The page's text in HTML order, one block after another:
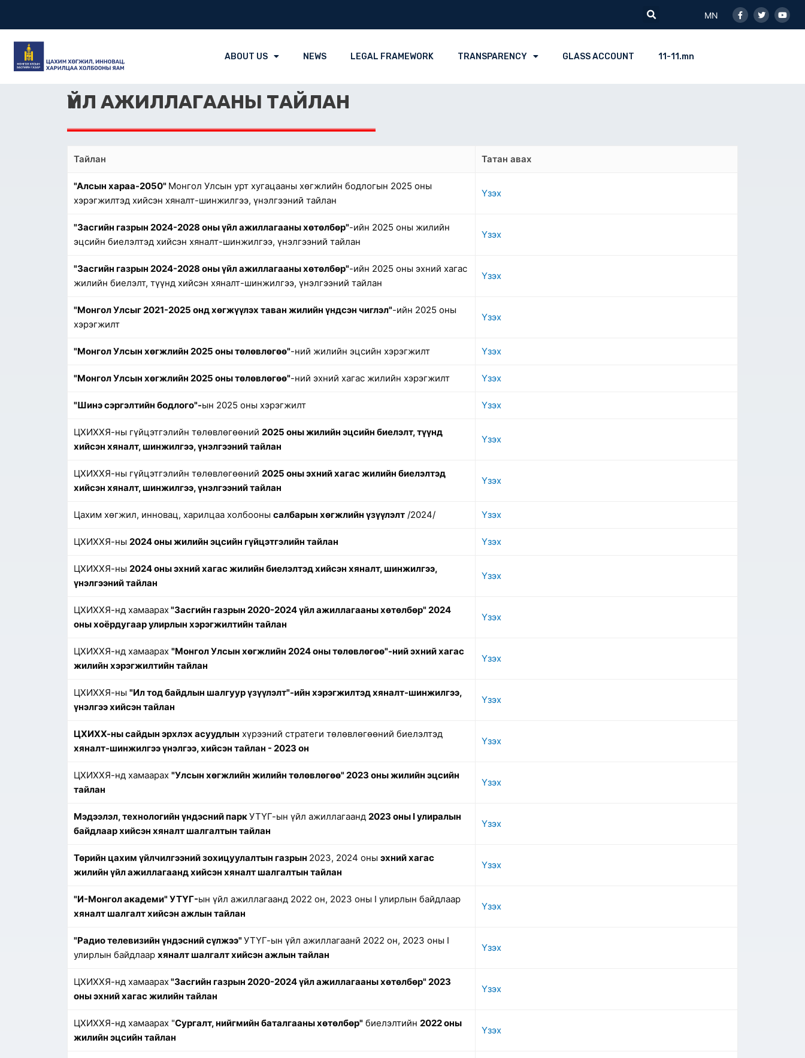
Search
MN
f
ABOUT US NEWS LEGAL FRAMEWORK TRANSPARENCY GLASS ACCOUNT 11-11.mn
ҮЙЛ АЖИЛЛАГААНЫ ТАЙЛАН
Тайлан Татан авах
"Алсын хараа-2050" Монгол Улсын урт хугацааны хөгжлийн бодлогын 2025 оны
хэрэгжилтэд хийсэн хяналт-шинжилгээ, үнэлгээний тайлан
Үзэх
"Засгийн газрын 2024-2028 оны үйл ажиллагааны хөтөлбөр"-ийн 2025 оны жилийн
эцсийн биелэлтэд хийсэн хяналт-шинжилгээ, үнэлгээний тайлан
Үзэх
"Засгийн газрын 2024-2028 оны үйл ажиллагааны хөтөлбөр"-ийн 2025 оны эхний хагас
жилийн биелэлт, түүнд хийсэн хяналт-шинжилгээ, үнэлгээний тайлан
Үзэх
"Монгол Улсыг 2021-2025 онд хөгжүүлэх таван жилийн үндсэн чиглэл"-ийн 2025 оны
хэрэгжилт
Үзэх
"Монгол Улсын хөгжлийн 2025 оны төлөвлөгөө"-ний жилийн эцсийн хэрэгжилт Үзэх
"Монгол Улсын хөгжлийн 2025 оны төлөвлөгөө"-ний эхний хагас жилийн хэрэгжилт Үзэх
"Шинэ сэргэлтийн бодлого"-ын 2025 оны хэрэгжилт Үзэх
ЦХИХХЯ-ны гүйцэтгэлийн төлөвлөгөөний 2025 оны жилийн эцсийн биелэлт, түүнд
хийсэн хяналт, шинжилгээ, үнэлгээний тайлан
Үзэх
ЦХИХХЯ-ны гүйцэтгэлийн төлөвлөгөөний 2025 оны эхний хагас жилийн биелэлтэд
хийсэн хяналт, шинжилгээ, үнэлгээний тайлан
Үзэх
Цахим хөгжил, инновац, харилцаа холбооны салбарын хөгжлийн үзүүлэлт /2024/ Үзэх
ЦХИХХЯ-ны 2024 оны жилийн эцсийн гүйцэтгэлийн тайлан Үзэх
ЦХИХХЯ-ны 2024 оны эхний хагас жилийн биелэлтэд хийсэн хяналт, шинжилгээ,
үнэлгээний тайлан
Үзэх
ЦХИХХЯ-нд хамаарах"Засгийн газрын 2020-2024 үйл ажиллагааны хөтөлбөр" 2024
оны хоёрдугаар улирлын хэрэгжилтийн тайлан
Үзэх
ЦХИХХЯ-нд хамаарах "Монгол Улсын хөгжлийн 2024 оны төлөвлөгөө"-ний эхний хагас
жилийн хэрэгжилтийн тайлан
Үзэх
ЦХИХХЯ-ны "Ил тод байдлын шалгуур үзүүлэлт"-ийн хэрэгжилтэд хяналт-шинжилгээ,
үнэлгээ хийсэн тайлан
Үзэх
ЦХИХХ-ны сайдын эрхлэх асуудлын хүрээний стратеги төлөвлөгөөний биелэлтэд
хяналт-шинжилгээ үнэлгээ, хийсэн тайлан - 2023 он
Үзэх
ЦХИХХЯ-нд хамаарах "Улсын хөгжлийн жилийн төлөвлөгөө" 2023 оны жилийн эцсийн
тайлан
Үзэх
Мэдээлэл, технологийн үндэсний паркУТҮГ-ын үйл ажиллагаанд 2023 оны I улиралын
байдлаар хийсэн хяналт шалгалтын тайлан
Үзэх
Төрийн цахим үйлчилгээний зохицуулалтын газрын 2023, 2024 оны эхний хагас
жилийн үйл ажиллагаанд хийсэн хяналт шалгалтын тайлан
Үзэх
"И-Монгол академи" УТҮГ-ын үйл ажиллагаанд 2022 он, 2023 оны I улирлын байдлаар
хяналт шалгалт хийсэн ажлын тайлан
Үзэх
"Радио телевизийн үндэсний сүлжээ"УТҮГ-ын үйл ажиллагаанй 2022 он, 2023 оны I
улирлын байдлаар хяналт шалгалт хийсэн ажлын тайлан
Үзэх
ЦХИХХЯ-нд хамаарах"Засгийн газрын 2020-2024 үйл ажиллагааны хөтөлбөр" 2023
оны эхний хагас жилийн тайлан
Үзэх
ЦХИХХЯ-нд хамаарах "Сургалт, нийгмийн баталгааны хөтөлбөр" биелэлтийн 2022 оны
жилийн эцсийн тайлан
Үзэх